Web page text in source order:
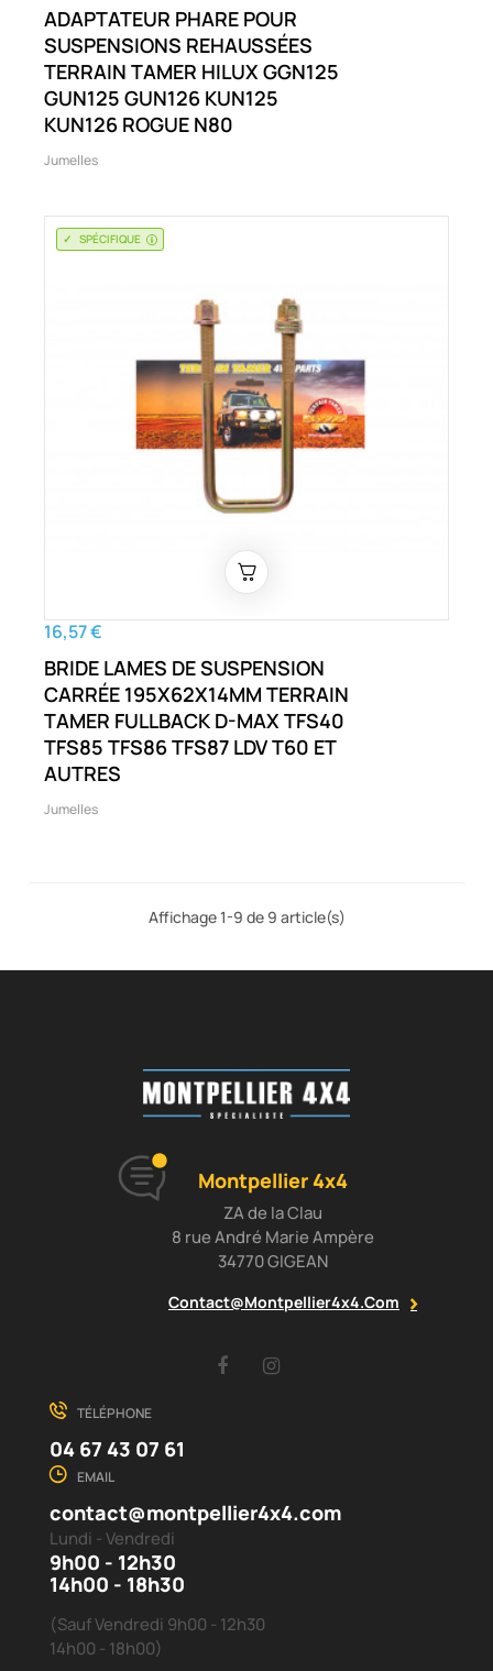
ADAPTATEUR PHARE POUR
SUSPENSIONS REHAUSSÉES
TERRAIN TAMER HILUX GGN125
GUN125 GUN126 KUN125
KUN126 ROGUE N80
Jumelles
SPÉCIFIQUE
16,57 €
BRIDE LAMES DE SUSPENSION
CARRÉE 195X62X14MM TERRAIN
TAMER FULLBACK D-MAX TFS40
TFS85 TFS86 TFS87 LDV T60 ET
AUTRES
Jumelles
Affichage 1-9 de 9 article(s)
Montpellier 4x4
ZA de la Clau
8 rue André Marie Ampère
34770 GIGEAN
Contact@montpellier4x4.com
Facebook
TÉLÉPHONE
04 67 43 07 61
EMAIL
contact@montpellier4x4.com
Lundi - Vendredi
9h00 - 12h30
14h00 - 18h30
(Sauf Vendredi 9h00 - 12h30
14h00 - 18h00)